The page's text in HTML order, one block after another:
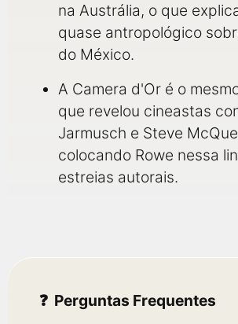
na Austrália, o que
quase antropológico
do México.
A Camera d'Or é o
que revelou cineastas
Jarmusch e Steve
colocando Rowe nessa
estreias autorais.
Perguntas Frequentes